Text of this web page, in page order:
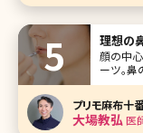
理想の
顔の中
ーツ。
ます。
鼻の形について
か? 顔に
ださい。
プリモ麻布十
大場教弘医